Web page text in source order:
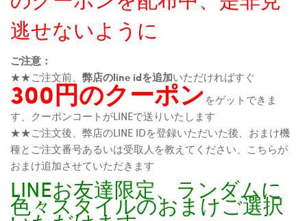
逃せないように
ご注意：
★★ご注文前、 弊店のline idを追加いただければすぐ
300円のクーポンをゲットできま
す、クーポンコートがLINEで送りいたします
★★ご注文後、弊店のLINE IDを登録いただいた後、おまけ機
種とご注文番号あるいは受取人を教えてください、こちらが
おまけ追加させていただきます
LINEお友達限定、ランダムに
色々スタイルのおまけご選択